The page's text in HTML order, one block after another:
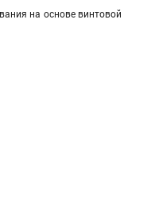
на основе винтовой